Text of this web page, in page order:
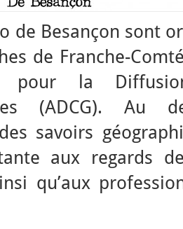
de Besançon sont
de Franche-
pour la
(ADCG). Au
savoirs
aux regards
qu’aux